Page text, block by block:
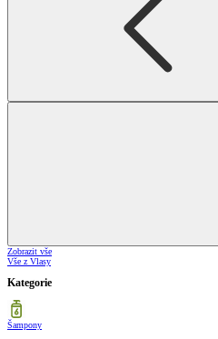
Zobrazit vše
Vše z Vlasy
Kategorie
Šampony